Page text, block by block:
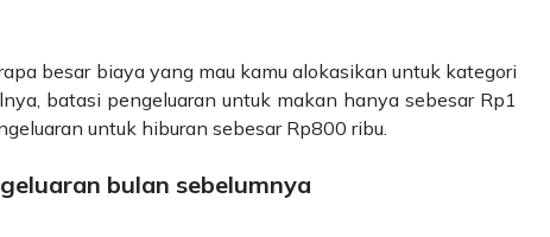
besar biaya yang mau kamu alokasikan untuk kategori
batasi pengeluaran untuk makan hanya sebesar Rp1
untuk hiburan sebesar Rp800 ribu.
bulan sebelumnya